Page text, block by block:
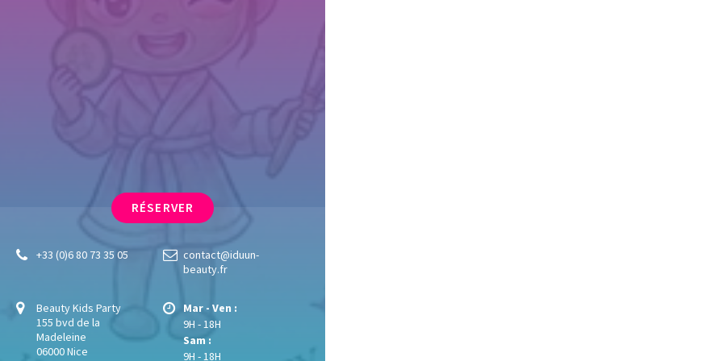
RÉSERVER
+33 (0)6 80 73 35 05
contact@iduun-
beauty.fr
Beauty Kids Party
155 bvd de la
Madeleine
06000 Nice
Mar - Ven :
9H - 18H
Sam :
9H - 18H